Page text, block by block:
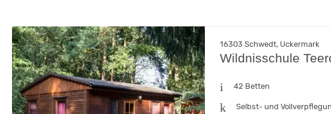
16303 Schwedt, Uckermark
Wildnisschule
42 Betten
Selbst- und